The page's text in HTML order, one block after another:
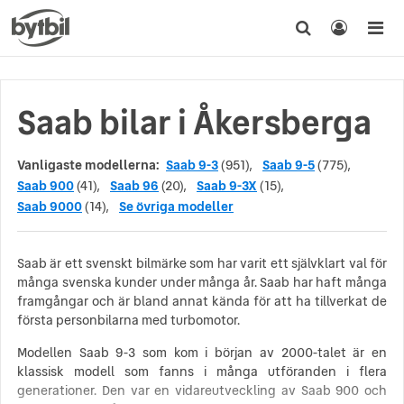
Saab bilar i Åkersberga
Vanligaste modellerna: Saab 9-3(951), Saab 9-5(775),
Saab 900(41), Saab 96 (20), Saab 9-3X (15),
Saab 9000(14), Se övriga modeller
Saab är ett svenskt bilmärke som har varit ett självklart val för
många svenska kunder under många år. Saab har haft många
framgångar och är bland annat kända för att ha tillverkat de
första personbilarna med turbomotor.
Modellen Saab 9-3 som kom i början av 2000-talet är en
klassisk modell som fanns i många utföranden i flera
generationer. Den var en vidareutveckling av Saab 900 och